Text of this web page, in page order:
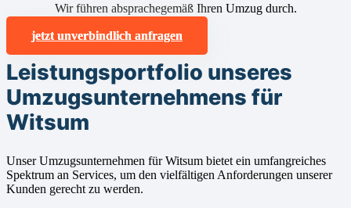
Wir führen absprachegemäß Ihren Umzug durch.
jetzt unverbindlich anfragen
Leistungsportfolio unseres
Umzugsunternehmens für
Witsum
Unser Umzugsunternehmen für Witsum bietet ein umfangreiches
Spektrum an Services, um den vielfältigen Anforderungen unserer
Kunden gerecht zu werden.